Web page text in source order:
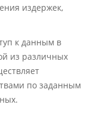
издержек,
к данным в
из различных
по заданным